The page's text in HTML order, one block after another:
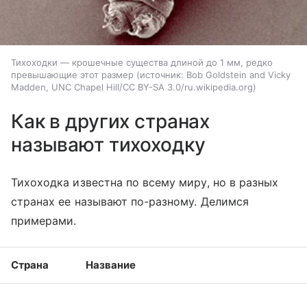
Тихоходки — крошечные существа длиной до 1 мм, редко
превышающие этот размер
источник: Bob Goldstein and Vicky
Madden, UNC Chapel Hill/CC BY-SA 3.0/ru.wikipedia.org
Как в других странах
называют тихоходку
Тихоходка известна по всему миру, но в разных
странах ее называют по-разному. Делимся
примерами.
Страна Название